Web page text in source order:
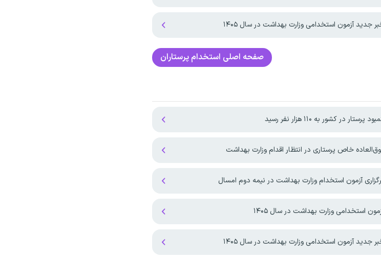
جدید آزمون استخدامی وزارت بهداشت در سال ۱۴۰۵
صفحه اصلی استخدام پرستاران
پرستار در کشور به ۱۱۰ هزار نفر رسید
خاص پرستاری در انتظار اقدام وزارت بهداشت
آزمون استخدام وزارت بهداشت در نیمه دوم امسال
استخدامی وزارت بهداشت در سال ۱۴۰۵
جدید آزمون استخدامی وزارت بهداشت در سال ۱۴۰۵